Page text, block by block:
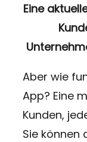
Eine
Aber wie
App? Eine
Kunden,
Sie können